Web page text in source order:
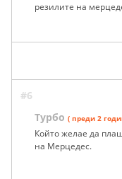
резилите на
#6
Турбо ( преди 2
Който желае да
на Мерцедес.